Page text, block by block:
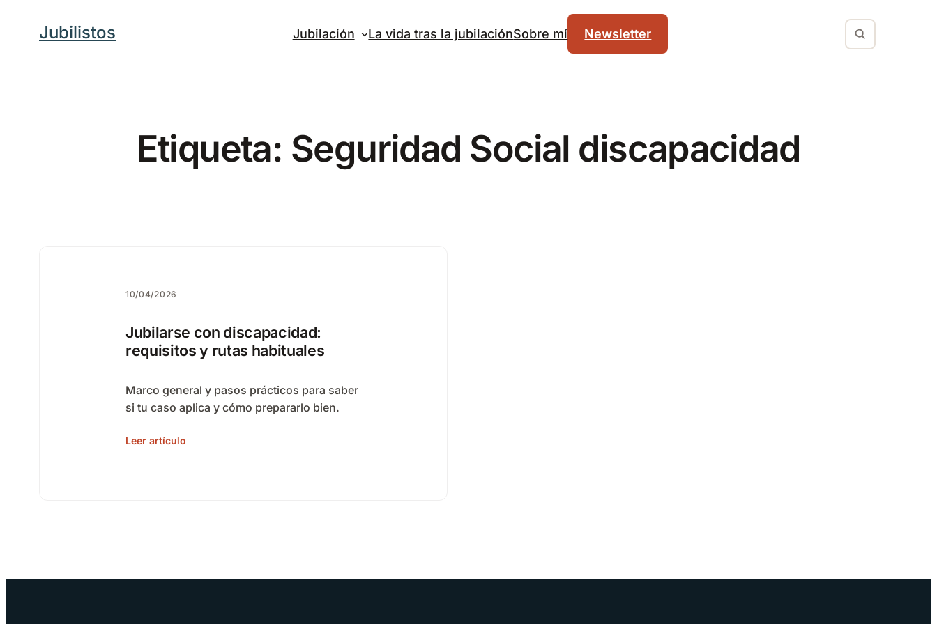
Jubilistos Jubilación La vida tras la jubilaciónSobre mí Newsletter
Etiqueta: Seguridad Social discapacidad
10/04/2026
Jubilarse con discapacidad:
requisitos y rutas habituales
Marco general y pasos prácticos para saber
si tu caso aplica y cómo prepararlo bien.
Leer artículo